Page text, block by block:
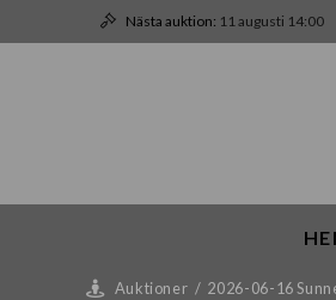
Nästa auktion: 11 augusti 14:00
Auktioner / 2026-06-16